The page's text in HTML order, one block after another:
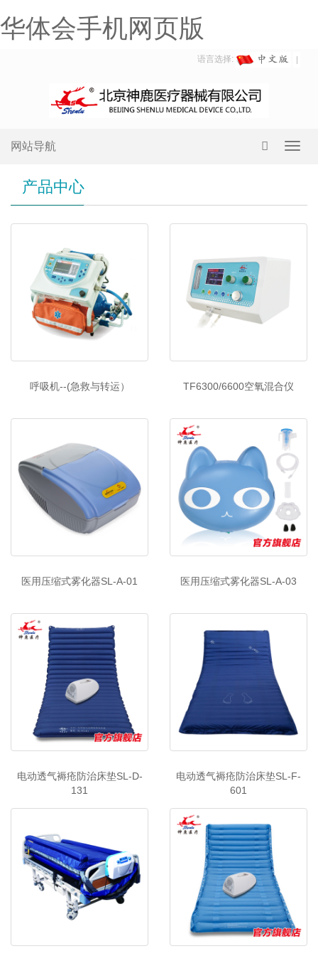
华体会手机网页版
语言选择:
网站导航
产品中心
呼吸机--(急救与转运） TF6300/6600空氧混合仪
医用压缩式雾化器SL-A-01 医用压缩式雾化器SL-A-03
电动透气褥疮防治床垫SL-D-
131
电动透气褥疮防治床垫SL-F-
601